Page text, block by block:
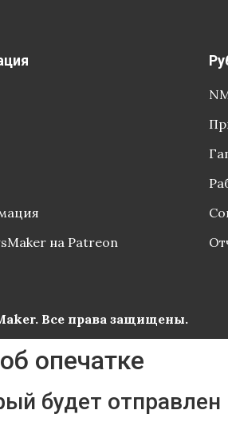
на Patreon
Все права защищены.
опечатке
будет отправлен